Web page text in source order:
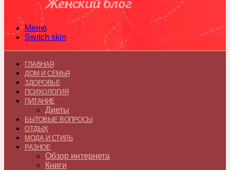
Меню
Switch skin
ГЛАВНАЯ
ДОМ И СЕМЬЯ
ЗДОРОВЬЕ
ПСИХОЛОГИЯ
ПИТАНИЕ
Диеты
БЫТОВЫЕ ВОПРОСЫ
ОТДЫХ
МОДА И СТИЛЬ
РАЗНОЕ
Обзор интернета
Книги